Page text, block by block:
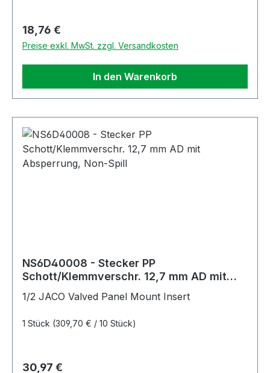
Regulärer Preis:
18,76 €
Preise exkl. MwSt. zzgl. Versandkosten
In den Warenkorb
NS6D40008 - Stecker PP
Schott/Klemmverschr. 12,7 mm AD mit
1/2 JACO Valved Panel Mount Insert
1 Stück (309,70 € / 10 Stück)
Regulärer Preis:
30,97 €